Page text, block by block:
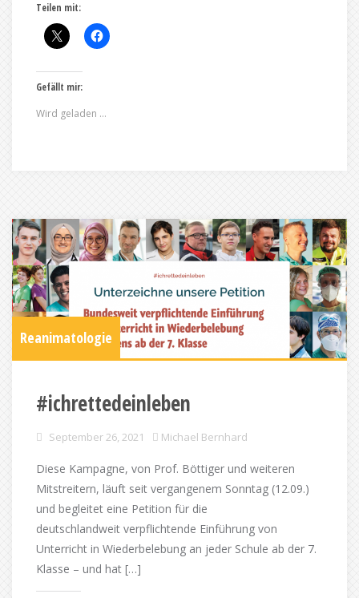
Teilen mit:
Gefällt mir:
Wird geladen …
Reanimatologie
#ichrettedeinleben
September 26, 2021 Michael Bernhard
Diese Kampagne, von Prof. Böttiger und weiteren
Mitstreitern, läuft seit vergangenem Sonntag (12.09.)
und begleitet eine Petition für die
deutschlandweit verpflichtende Einführung von
Unterricht in Wiederbelebung an jeder Schule ab der 7.
Klasse – und hat […]